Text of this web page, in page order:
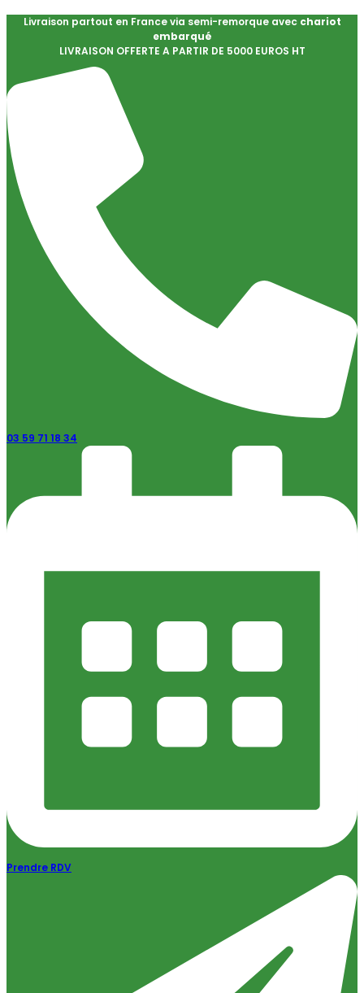
Livraison partout en France via semi-remorque avec chariot
embarqué
LIVRAISON OFFERTE A PARTIR DE 5000 EUROS HT
03 59 71 18 34
Prendre RDV